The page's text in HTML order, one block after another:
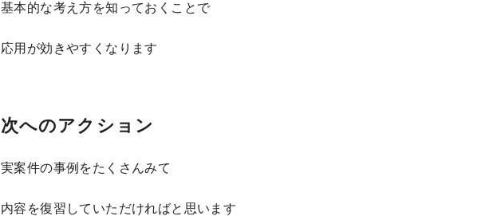
基本的な考え方を知っておくことで
応用が効きやすくなります
次へのアクション
実案件の事例をたくさんみて
内容を復習していただければと思います